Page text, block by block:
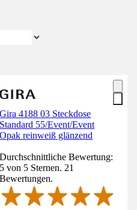
Gira 4188 03 Steckdose
Standard 55/Event/Event
Opak reinweiß glänzend
Durchschnittliche Bewertung:
5 von 5 Sternen. 21
Bewertungen.